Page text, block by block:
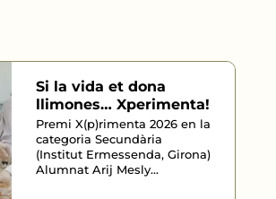
Si la vida et dona
llimones… Xperimenta!
Premi X(p)rimenta 2026 en la
categoria Secundària
(Institut Ermessenda, Girona)
Alumnat Arij Mesly...